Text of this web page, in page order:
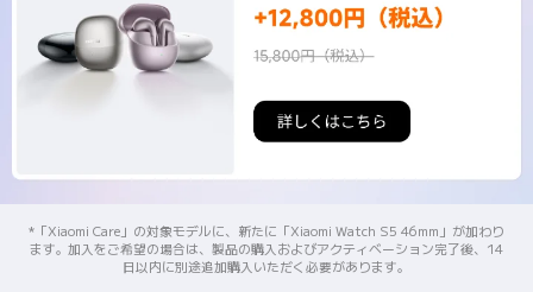
*「Xiaomi Care」の対象モデルに、新たに「Xiaomi Watch S5 46mm」が加わり
ます。加入をご希望の場合は、製品の購入およびアクティベーション完了後、14
日以内に別途追加購入いただく必要があります。